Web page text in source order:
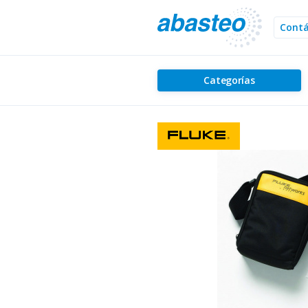
Categorías